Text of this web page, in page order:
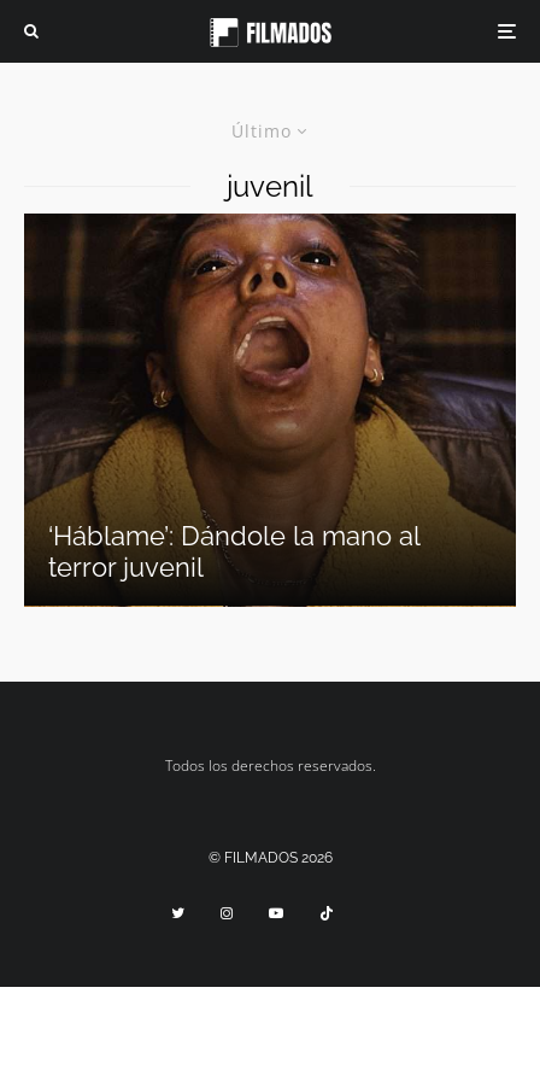
Último
juvenil
‘Háblame’: Dándole la mano al
terror juvenil
Todos los derechos reservados.
© FILMADOS 2026